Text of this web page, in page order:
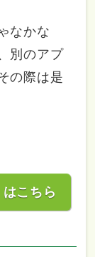
なかな
別のアプ
の際は是
こちら